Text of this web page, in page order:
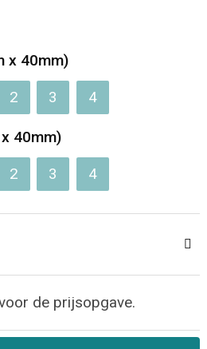
x 40mm)
2 3 4
40mm)
2 3 4
de prijsopgave.